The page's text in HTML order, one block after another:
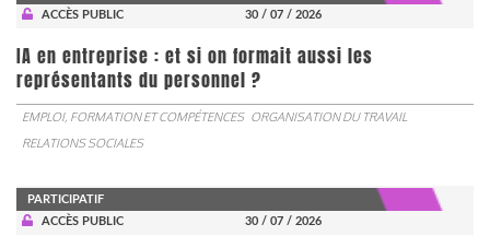
ACCÈS PUBLIC
30 / 07 / 2026
IA en entreprise : et si on formait aussi les
représentants du personnel ?
EMPLOI, FORMATION ET COMPÉTENCES ORGANISATION DU TRAVAIL
RELATIONS SOCIALES
PARTICIPATIF
ACCÈS PUBLIC
30 / 07 / 2026